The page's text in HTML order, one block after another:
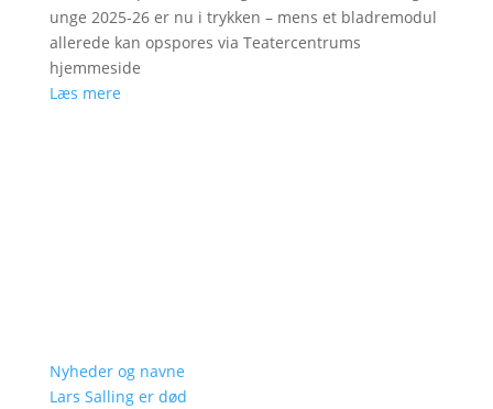
unge 2025-26 er nu i trykken – mens et bladremodul
allerede kan opspores via Teatercentrums
hjemmeside
Læs mere
Nyheder og navne
Lars Salling er død